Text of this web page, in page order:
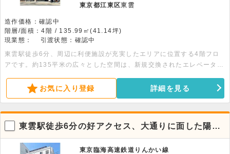
東京都江東区東雲
造作価格：確認中
階層/面積：4階 / 135.99㎡(41.14坪)
現業態：
引渡状態：確認中
東雲駅徒歩6分、周辺に利便施設が充実したエリアに位置する4階フロ
アです。約135平米の広々とした空間は、新規交換されたエレベーター
合わせください。お気に入り登録 詳細を見る
東雲駅徒歩6分の好アクセス、大通りに面した陽当
り良好な3階
東京臨海高速鉄道りんかい線